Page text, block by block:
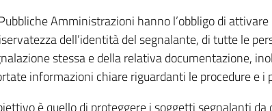
Amministrazioni hanno l’obbligo di
dell’identità del segnalante, di tutte le
stessa e della relativa documentazione,
informazioni chiare riguardanti le procedure e
è quello di proteggere i soggetti segnalanti